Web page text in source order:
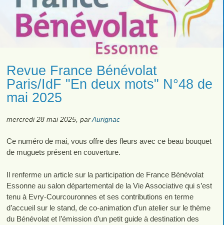
Revue France Bénévolat
Paris/IdF "En deux mots" N°48 de
mai 2025
mercredi 28 mai 2025, par Aurignac
Ce numéro de mai, vous offre des fleurs avec ce beau bouquet
de muguets présent en couverture.
Il renferme un article sur la participation de France Bénévolat
Essonne au salon départemental de la Vie Associative qui s’est
tenu à Evry-Courcouronnes et ses contributions en terme
d’accueil sur le stand, de co-animation d’un atelier sur le thème
du Bénévolat et l’émission d’un petit guide à destination des